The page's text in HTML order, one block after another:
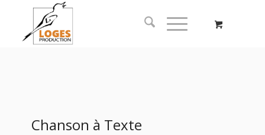
Chanson à Texte